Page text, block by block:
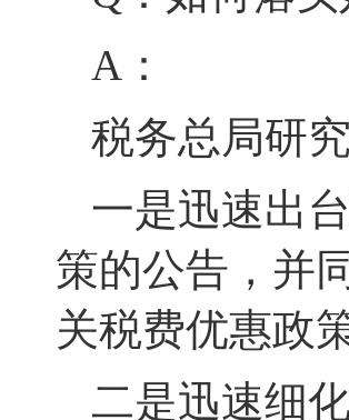
A：
税务总局研
一是迅速出
策的公告，并
关税费优惠政
二是迅速细